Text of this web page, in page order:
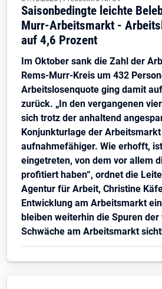
Saisonbedingte leichte
Murr-Arbeitsmarkt -
auf 4,6 Prozent
Im Oktober sank die Zahl der
Rems-Murr-Kreis um 432
Arbeitslosenquote ging damit
zurück. „In den vergangenen
sich trotz der anhaltend
Konjunkturlage der
aufnahmefähiger. Wie erhofft,
eingetreten, von dem vor allem
profitiert haben“, ordnet die
Agentur für Arbeit, Christine
Entwicklung am Arbeitsmarkt
bleiben weiterhin die Spuren
Schwäche am Arbeitsmarkt